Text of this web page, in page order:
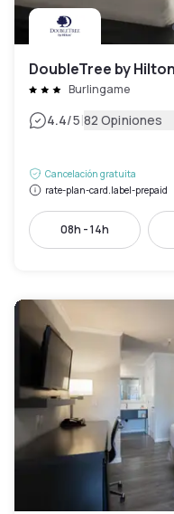
DoubleTree by
Burlingame
4.4/5|82 Opiniones
Cancelación gratuita
rate-plan-card.label-prepaid
08h - 14h